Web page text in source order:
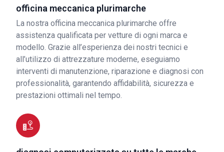
officina meccanica plurimarche
La nostra officina meccanica plurimarche offre
assistenza qualificata per vetture di ogni marca e
modello. Grazie all’esperienza dei nostri tecnici e
all’utilizzo di attrezzature moderne, eseguiamo
interventi di manutenzione, riparazione e diagnosi con
professionalità, garantendo affidabilità, sicurezza e
prestazioni ottimali nel tempo.